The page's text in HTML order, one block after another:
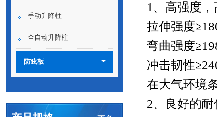
手动升降柱
全自动升降柱
防眩板
1、高强度
拉伸强度
弯曲强度
冲击韧性
在大气环境
2、良好的耐